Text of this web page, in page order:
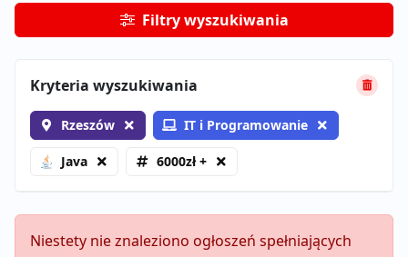
Filtry wyszukiwania
Kryteria wyszukiwania
Rzeszów IT i Programowanie
Java 6000zł +
Niestety nie znaleziono ogłoszeń spełniających